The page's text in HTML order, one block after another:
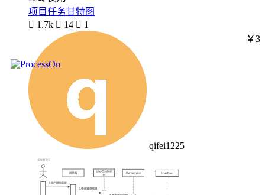
项目任务甘特图
 1.7k  14  1
qifei1225
￥3